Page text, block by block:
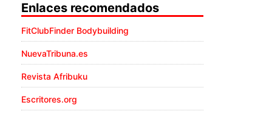
Enlaces recomendados
FitClubFinder Bodybuilding
NuevaTribuna.es
Revista Afribuku
Escritores.org